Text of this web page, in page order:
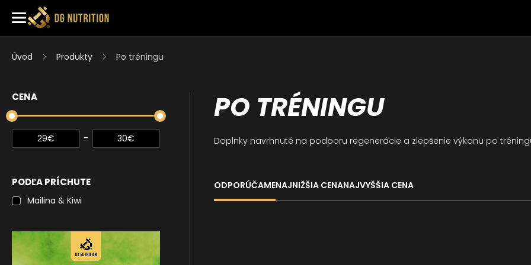
Úvod Produkty Po tréningu
CENA
29€ - 30€
PODĽA PRÍCHUTE
Mailina & Kiwi
PO TRÉNINGU
Doplnky navrhnuté na podporu regenerácie a zlepšenie výkonu po
ODPORÚČAMENAJNIŽŠIA CENANAJVYŠŠIA CENA